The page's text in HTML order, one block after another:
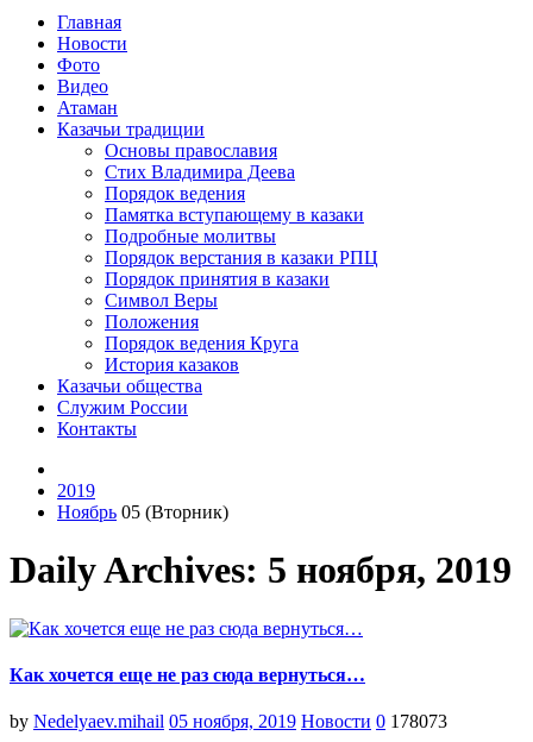
Главная
Новости
Фото
Видео
Атаман
Казачьи традиции
Основы православия
Стих Владимира Деева
Порядок ведения
Памятка вступающему в казаки
Подробные молитвы
Порядок верстания в казаки РПЦ
Порядок принятия в казаки
Символ Веры
Положения
Порядок ведения Круга
История казаков
Казачьи общества
Служим России
Контакты
2019
Ноябрь 05 (Вторник)
Daily Archives: 5 ноября, 2019
Как хочется еще не раз сюда вернуться…
by Nedelyaev.mihail 05 ноября, 2019 Новости 0 178073